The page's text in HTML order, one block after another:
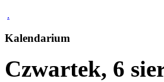
.
Kalendarium
Czwartek, 6